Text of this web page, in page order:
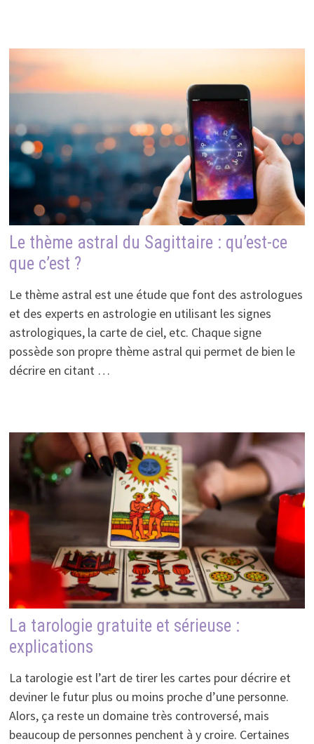
Le thème astral du Sagittaire : qu’est-ce
que c’est ?
Le thème astral est une étude que font des astrologues
et des experts en astrologie en utilisant les signes
astrologiques, la carte de ciel, etc. Chaque signe
possède son propre thème astral qui permet de bien le
décrire en citant …
La tarologie gratuite et sérieuse :
explications
La tarologie est l’art de tirer les cartes pour décrire et
deviner le futur plus ou moins proche d’une personne.
Alors, ça reste un domaine très controversé, mais
beaucoup de personnes penchent à y croire. Certaines